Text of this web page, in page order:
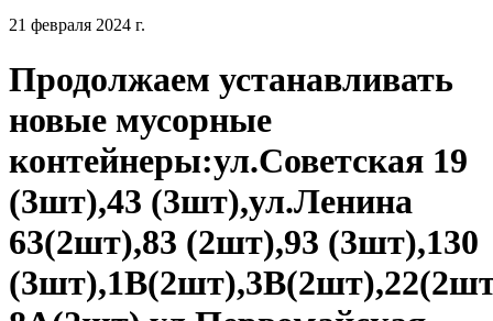
21 февраля 2024 г.
Продолжаем устанавливать
новые мусорные
контейнеры:ул.Советская 19
(3шт),43 (3шт),ул.Ленина
63(2шт),83 (2шт),93 (3шт),130